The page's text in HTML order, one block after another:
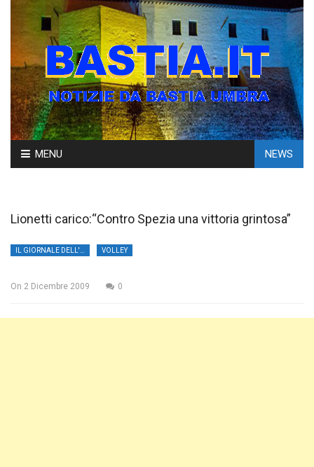
Skip
to
MENU NEWS
Lionetti carico:“Contro Spezia una vittoria grintosa”
VOLLEY
On 2 Dicembre 2009 0